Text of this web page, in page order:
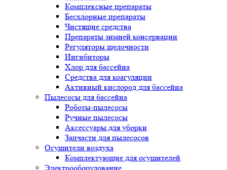
Комплексные препараты
Бесхлорные препараты
Чистящие средства
Препараты зимней консервации
Регуляторы щелочности
Ингибиторы
Хлор для бассейна
Средства для коагуляции
Активный кислород для бассейна
Пылесосы для бассейна
Роботы-пылесосы
Ручные пылесосы
Аксессуары для уборки
Запчасти для пылесосов
Осушители воздуха
Комплектующие для осушителей
Электрооборудование